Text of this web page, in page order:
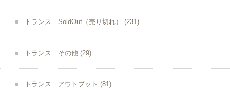
トランス SoldOut（売り切れ） (231)
トランス その他 (29)
トランス アウトプット (81)